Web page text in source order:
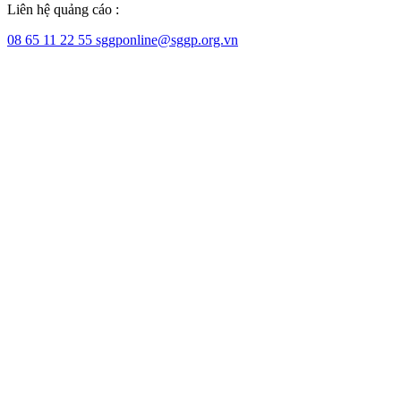
Liên hệ quảng cáo :
08 65 11 22 55 sggponline@sggp.org.vn